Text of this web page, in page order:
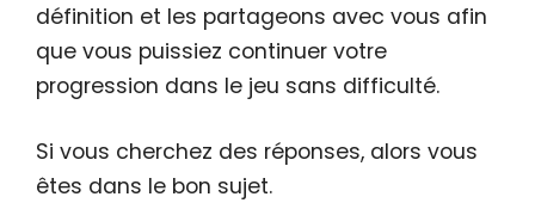
définition et les partageons avec vous afin
que vous puissiez continuer votre
progression dans le jeu sans difficulté.
Si vous cherchez des réponses, alors vous
êtes dans le bon sujet.